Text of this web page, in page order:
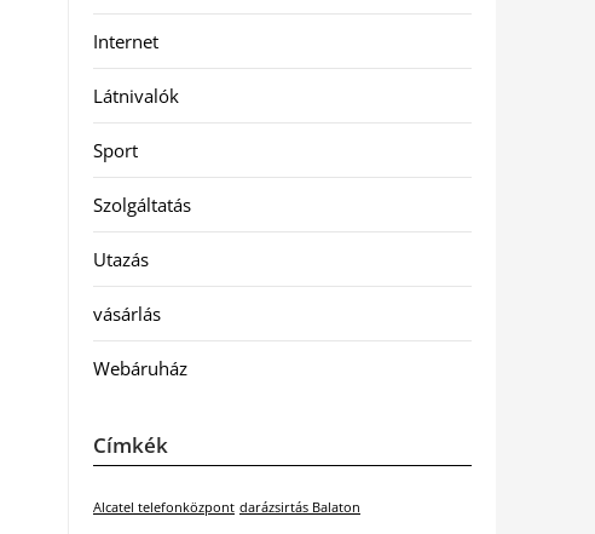
Internet
Látnivalók
Sport
Szolgáltatás
Utazás
vásárlás
Webáruház
Címkék
Alcatel telefonközpont darázsirtás Balaton